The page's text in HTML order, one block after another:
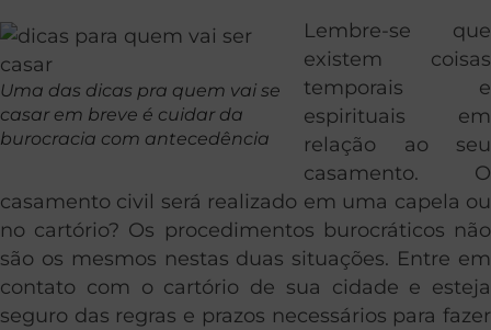
Uma das dicas pra quem vai se
casar em breve é cuidar da
burocracia com antecedência
Lembre-se que
existem coisas
temporais e
espirituais em
relação ao seu
casamento. O
casamento civil será realizado em uma capela ou
no cartório? Os procedimentos burocráticos não
são os mesmos nestas duas situações. Entre em
contato com o cartório de sua cidade e esteja
seguro das regras e prazos necessários para fazer